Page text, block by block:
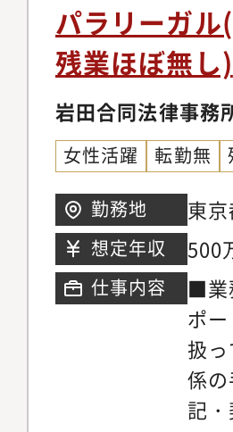
律
の
本
か
チ
ジ
こ
ん
パラリーガ
残業ほぼ無し)
岩田合同法律事務
女性活躍 転勤無
勤務地
東
グ
想定年収
仕事内容
■業
ポ
扱
係
記